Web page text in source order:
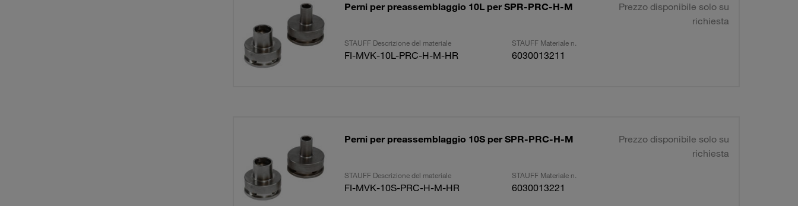
Perni per preassemblaggio 10L per SPR-PRC-H-M
Prezzo disponibile solo su
richiesta
STAUFF Descrizione del materiale STAUFF Materiale n.
FI-MVK-10L-PRC-H-M-HR 6030013211
Perni per preassemblaggio 10S per SPR-PRC-H-M
Prezzo disponibile solo su
richiesta
STAUFF Descrizione del materiale STAUFF Materiale n.
FI-MVK-10S-PRC-H-M-HR 6030013221